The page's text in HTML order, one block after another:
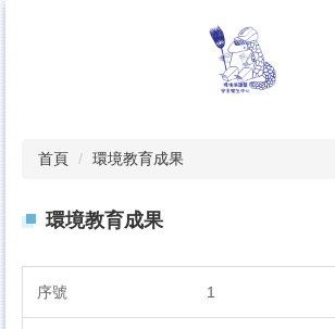
首頁 環境教育成果
環境教育成果
1